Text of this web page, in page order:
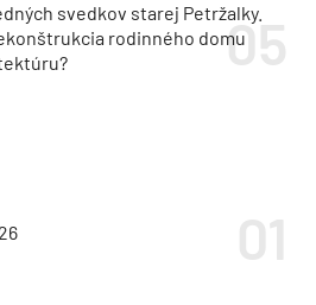
svedkov starej Petržalky.
rodinného domu